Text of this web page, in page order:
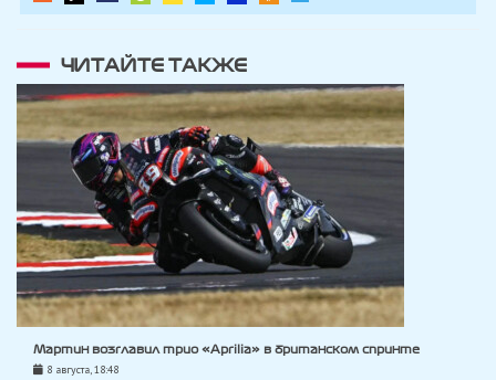
ЧИТАЙТЕ ТАКЖЕ
Мартин возглавил трио «Aprilia» в британском спринте
8 августа, 18:48